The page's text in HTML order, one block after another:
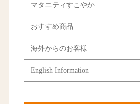
マタニティすこやか
おすすめ商品
海外からのお客様
English Information